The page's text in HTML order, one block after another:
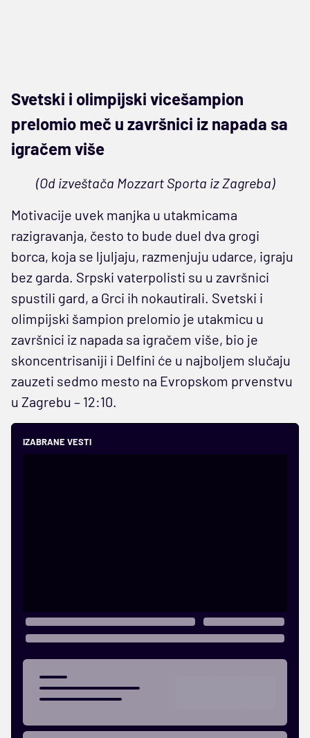
Svetski i olimpijski vicešampion
prelomio meč u završnici iz napada sa
igračem više
(Od izveštača Mozzart Sporta iz Zagreba)
Motivacije uvek manjka u utakmicama
razigravanja, često to bude duel dva grogi
borca, koja se ljuljaju, razmenjuju udarce, igraju
bez garda. Srpski vaterpolisti su u završnici
spustili gard, a Grci ih nokautirali. Svetski i
olimpijski šampion prelomio je utakmicu u
završnici iz napada sa igračem više, bio je
skoncentrisaniji i Delfini će u najboljem slučaju
zauzeti sedmo mesto na Evropskom prvenstvu
u Zagrebu – 12:10.
IZABRANE VESTI